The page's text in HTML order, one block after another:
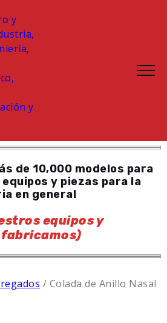
de 10,000 modelos para
y piezas para la
en general
equipos y
fabricamos)
/ Colada de Anillo Nasal